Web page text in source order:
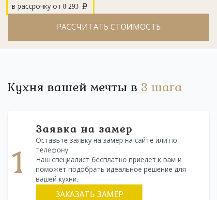
в рассрочку от 8 293
РАССЧИТАТЬ СТОИМОСТЬ
Кухня вашей мечты в 3 шага
1
Заявка на замер
Оставьте заявку на замер на сайте или по
телефону
Наш специалист бесплатно приедет к вам и
поможет подобрать идеальное решение для
вашей кухни.
ЗАКАЗАТЬ ЗАМЕР